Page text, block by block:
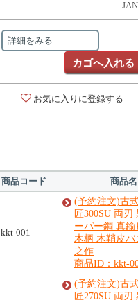
詳細をみる
カゴへ入れる
お気に入りに登録する
商品コード 商品名
kkt-001
(予約注文)古
匠300SU 両
ーパー鋼 真鍮
木柄 木鞘皮バ
之作
商品ID：kkt-
(予約注文)古
匠270SU 両刃